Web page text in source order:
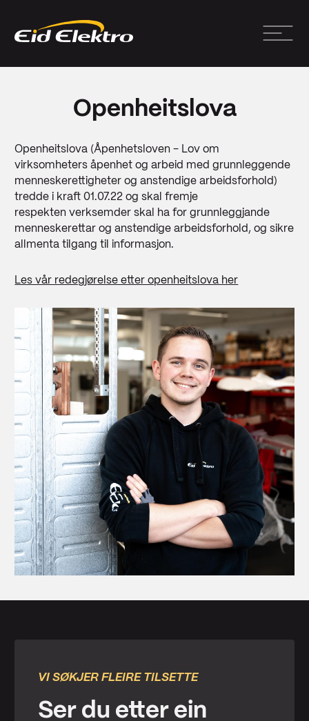
Openheitslova
Openheitslova (Åpenhetsloven - Lov om
virksomheters åpenhet og arbeid med grunnleggende
menneskerettigheter og anstendige arbeidsforhold)
tredde i kraft 01.07.22 og skal fremje
respekten verksemder skal ha for grunnleggjande
menneskerettar og anstendige arbeidsforhold, og sikre
allmenta tilgang til informasjon.
Les vår redegjørelse etter openheitslova her
VI SØKJER FLEIRE TILSETTE
Ser du etter ein